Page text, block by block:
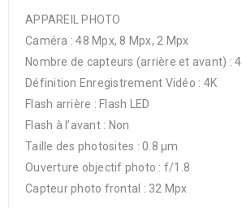
APPAREIL PHOTO
Caméra : 48 Mpx, 8 Mpx, 2 Mpx
Nombre de capteurs (arrière et avant) : 4
Définition Enregistrement Vidéo : 4K
Flash arrière : Flash LED
Flash à l’avant : Non
Taille des photosites : 0.8 µm
Ouverture objectif photo : f/1.8
Capteur photo frontal : 32 Mpx